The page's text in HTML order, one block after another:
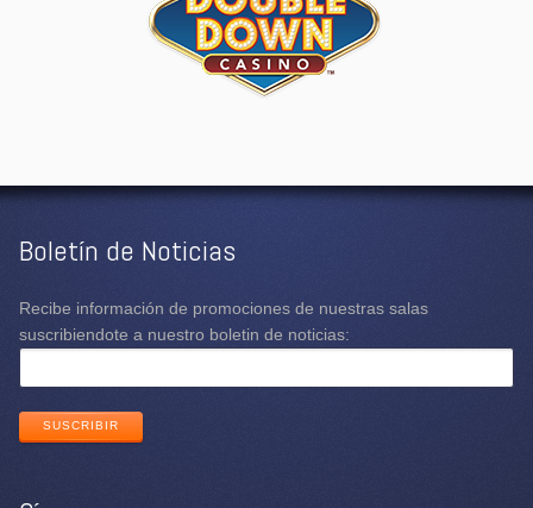
Boletín de Noticias
Recibe información de promociones de nuestras salas
suscribiendote a nuestro boletin de noticias:
SUSCRIBIR